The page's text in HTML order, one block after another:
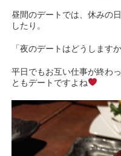
昼間のデートでは、休みの
したり。
「夜のデートはどうしますか
平日でもお互い仕事が終わ
ともデートですよね